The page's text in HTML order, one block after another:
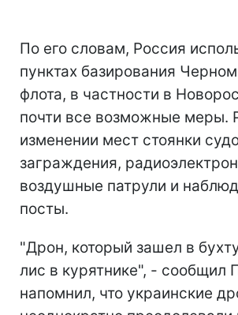
По его словам, Россия
пунктах базирования
флота, в частности в
почти все возможные меры.
изменении мест стоянки
заграждения,
воздушные патрули и
посты.
"Дрон, который зашел в
лис в курятнике", - сообщил
напомнил, что украинские